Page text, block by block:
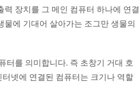
장치를 그 메인 컴퓨터 하나에 연결
에 기대어 살아가는 조그만 생물의
터를 의미합니다. 즉 초창기 거대 호
넷에 연결된 컴퓨터는 크기나 역할